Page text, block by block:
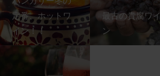
定番、ホットワ
イン！！
最古の貴腐ワイ
ン